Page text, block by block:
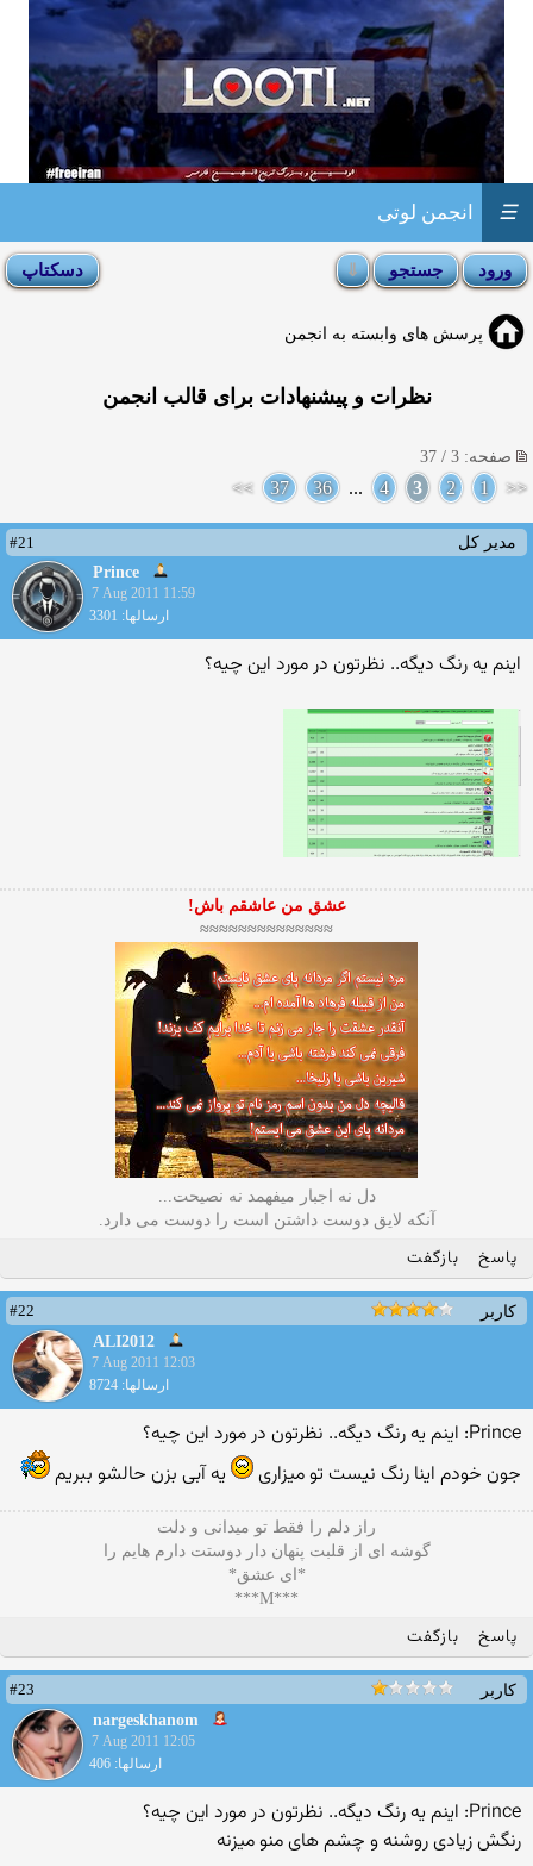
انجمن لوتی ☰
پرسش های وابسته به انجمن
نظرات و پیشنهادات برای قالب انجمن
صفحه: 3 / 37
<<
1
2
3
4
...
36
37
>>
مدیر کل
#21
Prince
7 Aug 2011 11:59
ارسالها: 3301
اینم یه رنگ دیگه.. نظرتون در مورد این چیه؟
عشق من عاشقم باش!
≈≈≈≈≈≈≈≈≈≈≈≈≈≈
دل نه اجبار میفهمد نه نصیحت...
آنکه لایق دوست داشتن است را دوست می دارد.
پاسخ بازگفت
کاربر
#22
ALI2012
7 Aug 2011 12:03
ارسالها: 8724
Prince: اینم یه رنگ دیگه.. نظرتون در مورد این چیه؟
جون خودم اینا رنگ نیست تو میزاری
یه آبی بزن حالشو ببریم
راز دلم را فقط تو میدانی و دلت
گوشه ای از قلبت پنهان دار دوستت دارم هایم را
*ای عشق*
***M***
پاسخ بازگفت
کاربر
#23
nargeskhanom
7 Aug 2011 12:05
ارسالها: 406
Prince: اینم یه رنگ دیگه.. نظرتون در مورد این چیه؟
رنگش زیادی روشنه و چشم های منو میزنه